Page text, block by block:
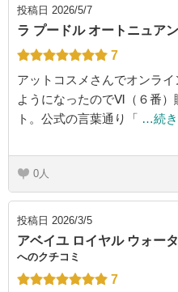
投稿日 2026/5/7
ラ プードル オートニュア
7
アットコスメさんでオンラ
ようになったのでⅥ（６番）
ト。公式の言葉通り「 …続き
0
投稿日 2026/3/5
アベイユ ロイヤル ウォー
へのクチコミ
7